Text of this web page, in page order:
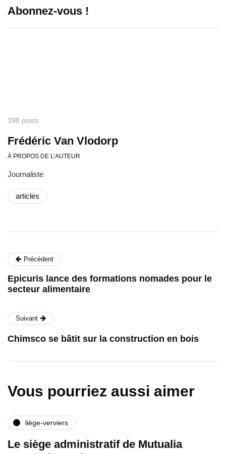
Abonnez-vous !
398 posts
Frédéric Van Vlodorp
À PROPOS DE L’AUTEUR
Journaliste
articles
Précédent
Epicuris lance des formations nomades pour le
secteur alimentaire
Suivant
Chimsco se bâtit sur la construction en bois
Vous pourriez aussi aimer
liège-verviers
Le siège administratif de Mutualia